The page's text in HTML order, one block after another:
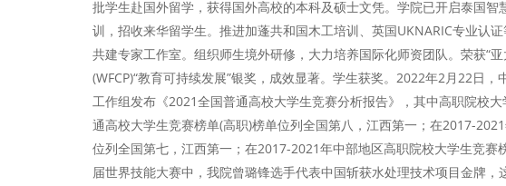
批学生赴国外留学，获得国外高校的本科及硕士文凭。学院已开启泰国
训，招收来华留学生。推进加蓬共和国木工培训、英国UKNARIC专业认
共建专家工作室。组织师生境外研修，大力培养国际化师资团队。荣获“
(WFCP)“教育可持续发展”银奖，成效显著。学生获奖。2022年2月22日
工作组发布《2021全国普通高校大学生竞赛分析报告》，其中高职院校
通高校大学生竞赛榜单(高职)榜单位列全国第八，江西第一；在2017-
位列全国第七，江西第一；在2017-2021年中部地区高职院校大学生竞
届世界技能大赛中，我院曾璐锋选手代表中国斩获水处理技术项目金牌